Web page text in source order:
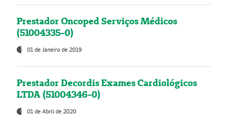
Prestador Oncoped Serviços Médicos
(51004335-0)
01 de Janeiro de 2019
Prestador Decordis Exames Cardiológicos
LTDA (51004346-0)
01 de Abril de 2020